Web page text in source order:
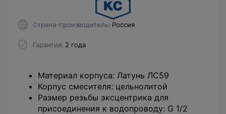
Страна-производитель Россия
Гарантия 2 года
Материал корпуса: Латунь ЛС59
Корпус смесителя: цельнолитой
Размер резьбы эксцентрика для
присоединения к водопроводу: G 1/2